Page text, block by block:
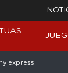
express